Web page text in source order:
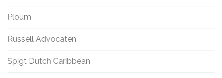
Ploum
Russell Advocaten
Spigt Dutch Caribbean